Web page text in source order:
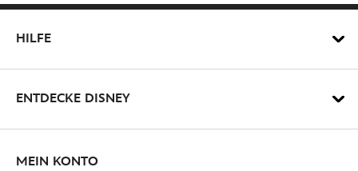
HILFE
ENTDECKE DISNEY
MEIN KONTO